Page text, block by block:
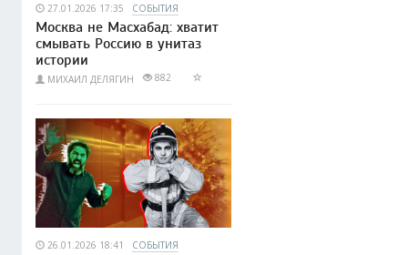
27.01.2026 17:35 СОБЫТИЯ
Москва не Масхабад: хватит
смывать Россию в унитаз
истории
МИХАИЛ ДЕЛЯГИН 882
26.01.2026 18:41 СОБЫТИЯ